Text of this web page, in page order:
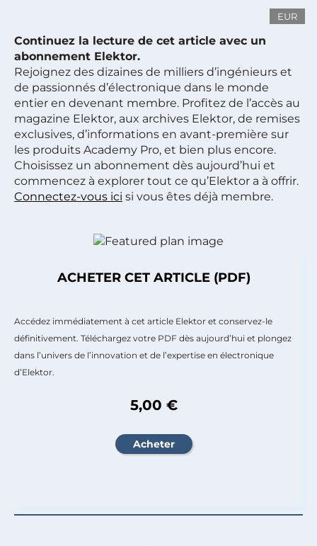
EUR
Continuez la lecture de cet article avec un
abonnement Elektor.
Rejoignez des dizaines de milliers d’ingénieurs et
de passionnés d’électronique dans le monde
entier en devenant membre. Profitez de l’accès au
magazine Elektor, aux archives Elektor, de remises
exclusives, d’informations en avant-première sur
les produits Academy Pro, et bien plus encore.
Choisissez un abonnement dès aujourd’hui et
commencez à explorer tout ce qu’Elektor a à offrir.
Connectez-vous ici si vous êtes déjà membre.
ACHETER CET ARTICLE (PDF)
Accédez immédiatement à cet article Elektor et conservez-le
définitivement. Téléchargez votre PDF dès aujourd’hui et plongez
dans l’univers de l’innovation et de l’expertise en électronique
d’Elektor.
5,00 €